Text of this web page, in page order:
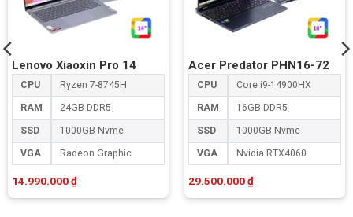
Lenovo Xiaoxin Pro 14
CPU Ryzen 7-8745H
RAM 24GB DDR5
SSD 1000GB Nvme
VGA Radeon Graphic
14.990.000₫
Acer Predator PHN16-72
CPU Core i9-14900HX
RAM 16GB DDR5
SSD 1000GB Nvme
VGA Nvidia RTX4060
29.500.000₫